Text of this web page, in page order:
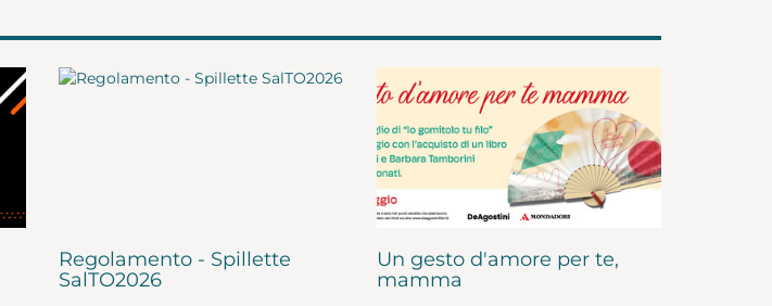
Regolamento - Spillette
SalTO2026
Un gesto d'amore per te,
mamma